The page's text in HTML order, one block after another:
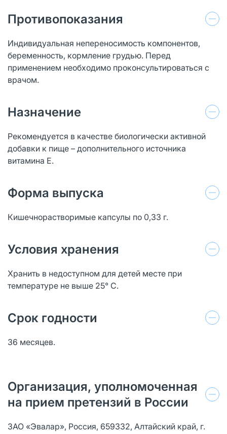
Противопоказания
Индивидуальная непереносимость компонентов,
беременность, кормление грудью. Перед
применением необходимо проконсультироваться с
врачом.
Назначение
Рекомендуется в качестве биологически активной
добавки к пище – дополнительного источника
витамина Е.
Форма выпуска
Кишечнорастворимые капсулы по 0,33 г.
Условия хранения
Хранить в недоступном для детей месте при
температуре не выше 25° С.
Срок годности
36 месяцев.
Организация, уполномоченная
на прием претензий в России
ЗАО «Эвалар», Россия, 659332, Алтайский край, г.